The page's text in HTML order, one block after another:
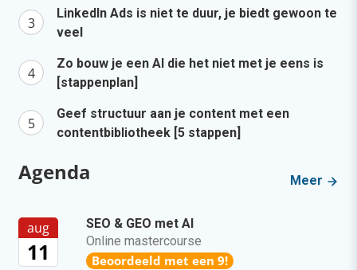
LinkedIn Ads is niet te duur, je biedt gewoon te
veel
Zo bouw je een AI die het niet met je eens is
[stappenplan]
Geef structuur aan je content met een
contentbibliotheek [5 stappen]
Agenda Meer
aug
11
SEO & GEO met AI
Online mastercourse
Beoordeeld met een 9!